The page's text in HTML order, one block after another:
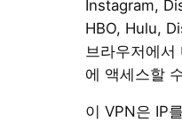
Instagram,
HBO, Hulu,
브라우저에
에 액세스할
이 VPN은 IP